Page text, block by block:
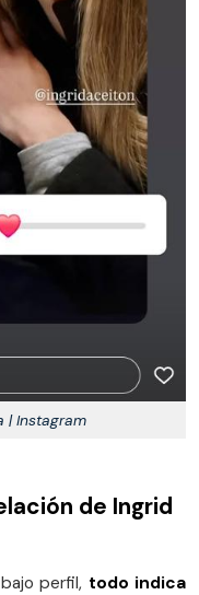
| Instagram
de Ingrid
perfil, todo indica